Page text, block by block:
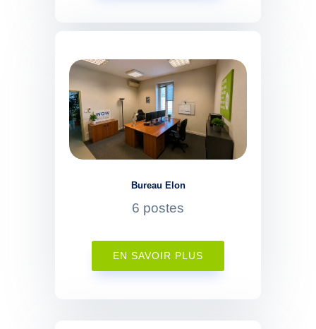
Bureau Elon
6 postes
EN SAVOIR PLUS